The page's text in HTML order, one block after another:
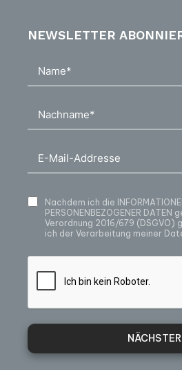
NEWSLETTER
Nachdem ich die
PERSONENBEZOGENER DATEN
Verordnung 2016/679 (DSGVO)
ich der Verarbeitung meiner
NÄCHSTER